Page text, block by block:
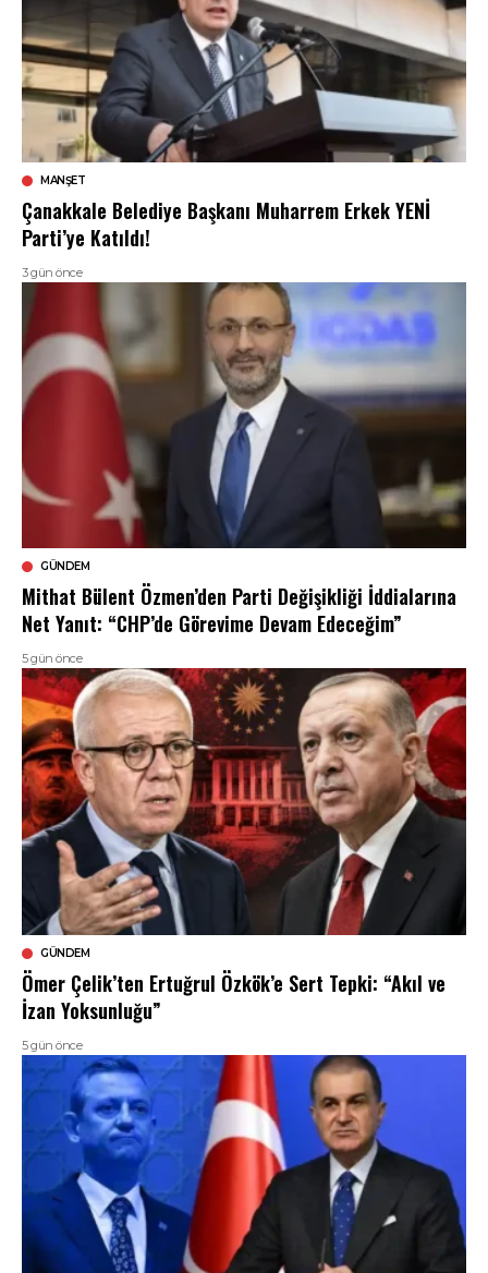
MANŞET
Çanakkale Belediye Başkanı Muharrem Erkek YENİ
Parti’ye Katıldı!
3 gün önce
GÜNDEM
Mithat Bülent Özmen’den Parti Değişikliği İddialarına
Net Yanıt: “CHP’de Görevime Devam Edeceğim”
5 gün önce
GÜNDEM
Ömer Çelik’ten Ertuğrul Özkök’e Sert Tepki: “Akıl ve
İzan Yoksunluğu”
5 gün önce